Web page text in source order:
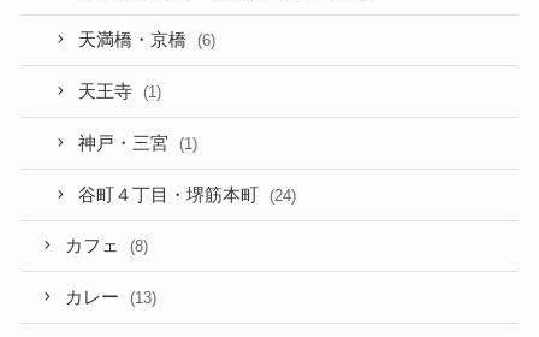
天満橋・京橋 (6)
天王寺 (1)
神戸・三宮 (1)
谷町４丁目・堺筋本町 (24)
カフェ (8)
カレー (13)